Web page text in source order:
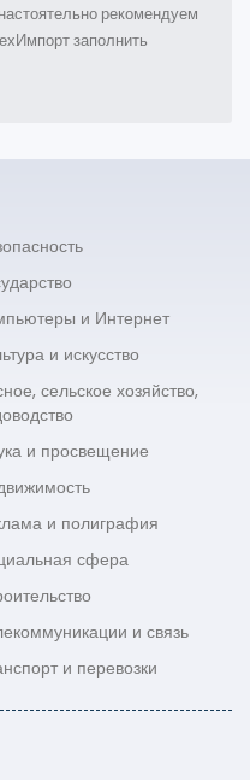
рекомендуем
заполнить
и Интернет
и искусство
сельское хозяйство,
и просвещение
и полиграфия
сфера
и связь
и перевозки